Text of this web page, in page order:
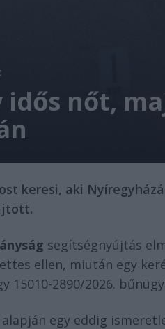
idős nőt,
keresi, aki
segítségnyújtás
ellen, miután egy
15010-2890/2026.
egy eddig